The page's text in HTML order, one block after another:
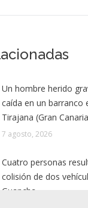
Un hombre herido
caída en un barranco
Tirajana (Gran
7 agosto, 2026
Cuatro personas
colisión de dos
Guancha